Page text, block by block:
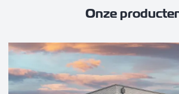
Onze